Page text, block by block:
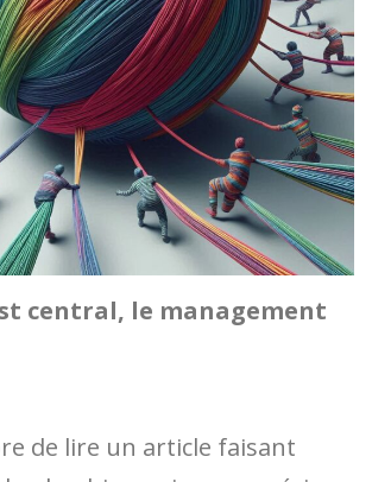
central, le management
de lire un article faisant